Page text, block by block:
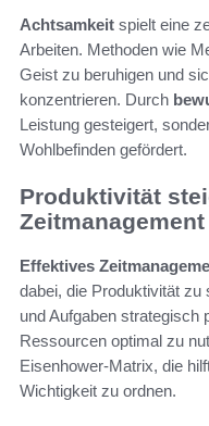
Achtsamkeit spielt eine
Arbeiten. Methoden wie
Geist zu beruhigen und
konzentrieren. Durch
Leistung gesteigert,
Wohlbefinden gefördert.
Produktivität
Zeitmanagement
Effektives
dabei, die Produktivität
und Aufgaben strategisch
Ressourcen optimal zu
Eisenhower-Matrix, die
Wichtigkeit zu ordnen.